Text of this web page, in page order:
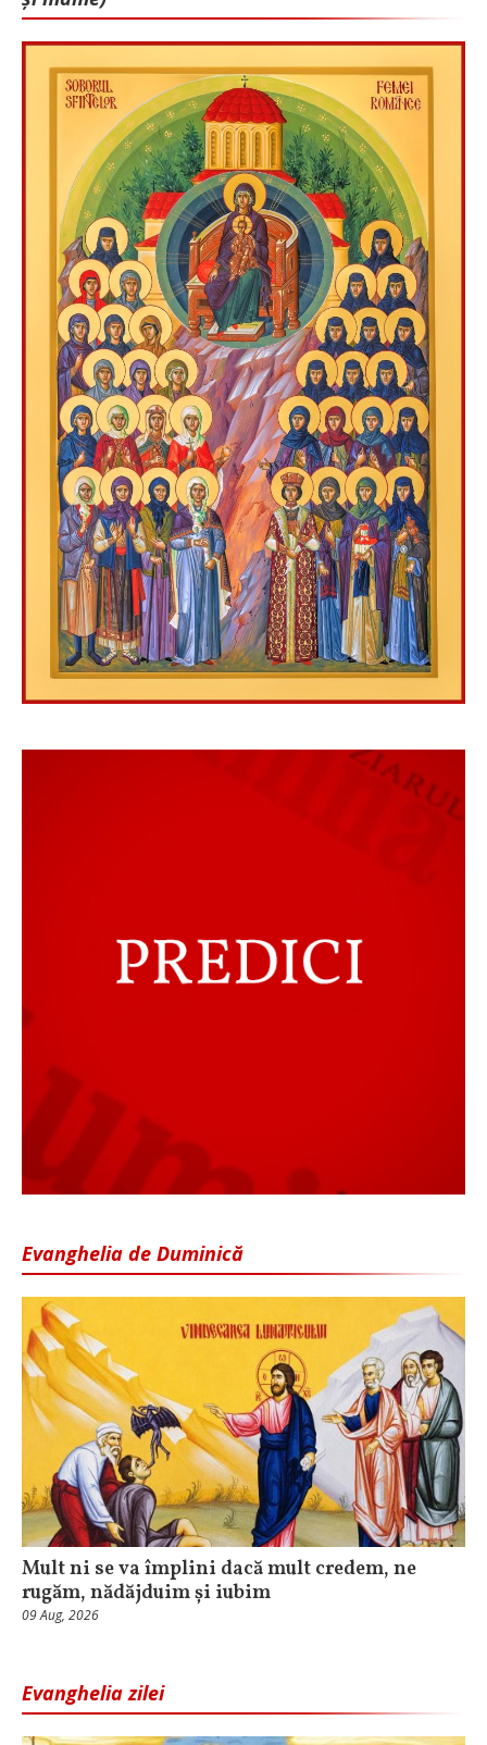
Evanghelia de Duminică
Mult ni se va împlini dacă mult credem, ne
rugăm, nădăjduim și iubim
09 Aug, 2026
Evanghelia zilei